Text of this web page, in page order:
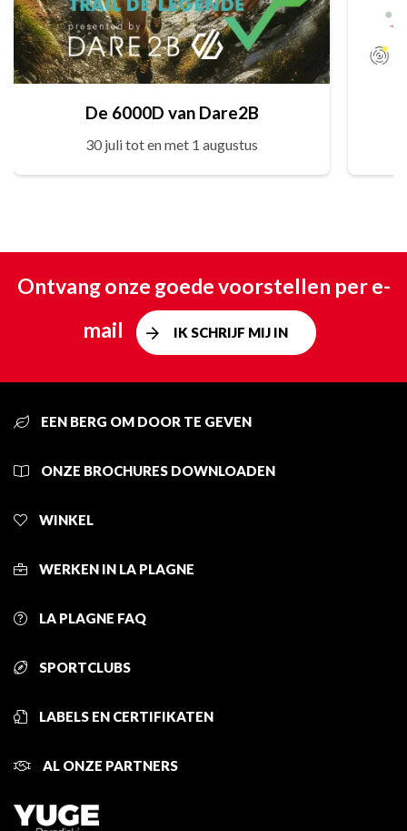
De 6000D van Dare2B
30 juli tot en met 1 augustus
Ontvang onze goede voorstellen per e-
mail
IK SCHRIJF MIJ IN
EEN BERG OM DOOR TE GEVEN
ONZE BROCHURES DOWNLOADEN
WINKEL
WERKEN IN LA PLAGNE
LA PLAGNE FAQ
SPORTCLUBS
LABELS EN CERTIFIKATEN
AL ONZE PARTNERS